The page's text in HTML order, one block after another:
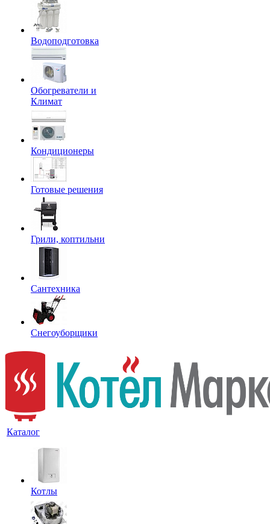
Водоподготовка
Обогреватели и
Климат
Кондиционеры
Готовые решения
Грили, коптильни
Сантехника
Снегоуборщики
Каталог
Котлы